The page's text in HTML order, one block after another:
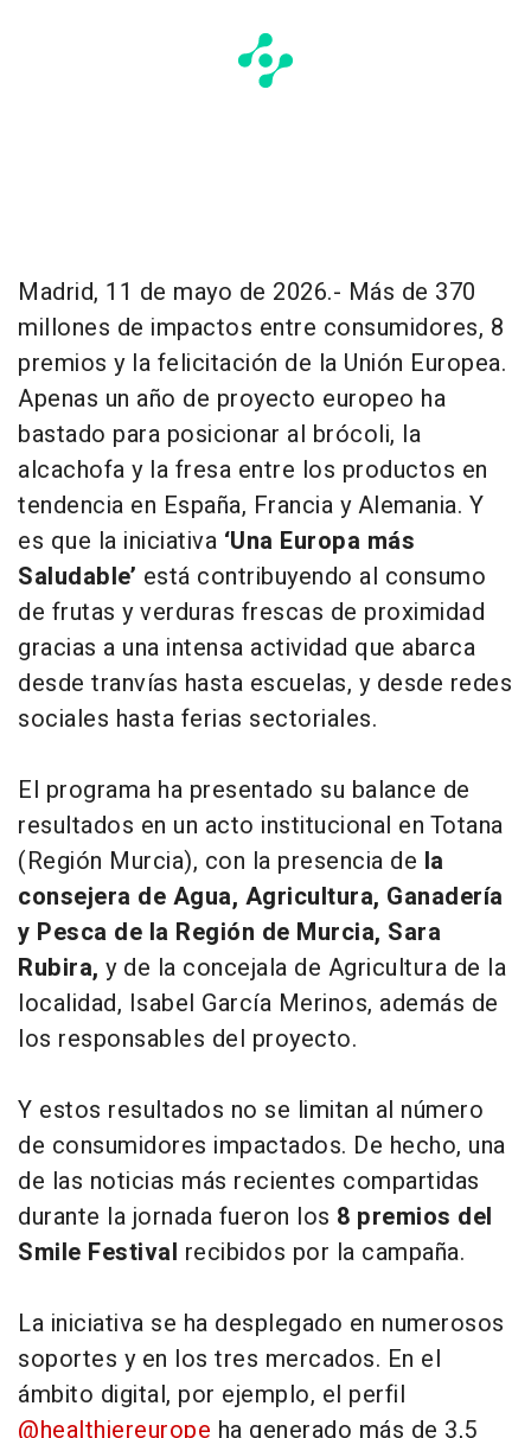
Madrid, 11 de mayo de 2026.- Más de 370
millones de impactos entre consumidores, 8
premios y la felicitación de la Unión Europea.
Apenas un año de proyecto europeo ha
bastado para posicionar al brócoli, la
alcachofa y la fresa entre los productos en
tendencia en España, Francia y Alemania. Y
es que la iniciativa ‘Una Europa más
Saludable’ está contribuyendo al consumo
de frutas y verduras frescas de proximidad
gracias a una intensa actividad que abarca
desde tranvías hasta escuelas, y desde redes
sociales hasta ferias sectoriales.
El programa ha presentado su balance de
resultados en un acto institucional en Totana
(Región Murcia), con la presencia de la
consejera de Agua, Agricultura, Ganadería
y Pesca de la Región de Murcia, Sara
Rubira, y de la concejala de Agricultura de la
localidad, Isabel García Merinos, además de
los responsables del proyecto.
Y estos resultados no se limitan al número
de consumidores impactados. De hecho, una
de las noticias más recientes compartidas
durante la jornada fueron los 8 premios del
Smile Festival recibidos por la campaña.
La iniciativa se ha desplegado en numerosos
soportes y en los tres mercados. En el
ámbito digital, por ejemplo, el perfil
@healthiereurope ha generado más de 3,5